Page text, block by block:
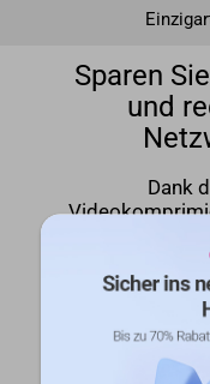
Sparen
und
Dank
Türklingel
Videoqualität
der